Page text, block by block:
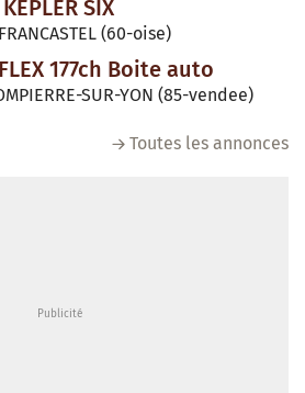
SIX
FRANCASTEL (60-oise)
177ch Boite auto
SUR-YON (85-vendee)
Toutes les annonces